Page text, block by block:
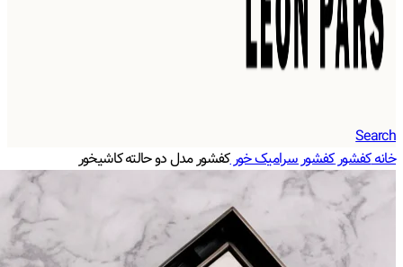
Search
خانهکفشورکفشور سرامیک خورکفشور مدل دو حالته کاشیخور